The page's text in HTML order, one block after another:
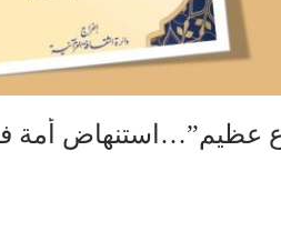
عظيم”…استنهاض أمة